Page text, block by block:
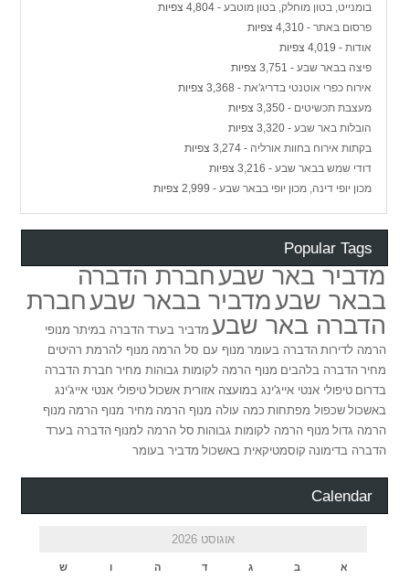
בומנייט, בטון מוחלק, בטון מוטבע - 4,804 צפיות
פרסום באתר - 4,310 צפיות
אודות - 4,019 צפיות
פיצה בבאר שבע - 3,751 צפיות
אירוח כפרי אוטנטי בדריג'את - 3,368 צפיות
מעצבת תכשיטים - 3,350 צפיות
הובלות באר שבע - 3,320 צפיות
בקתות אירוח בחוות אורליה - 3,274 צפיות
דודי שמש בבאר שבע - 3,216 צפיות
מכון יופי דינה, מכון יופי בבאר שבע - 2,999 צפיות
Popular Tags
מדביר באר שבעחברת הדברה
בבאר שבעמדביר בבאר שבעחברת
הדברה באר שבע מדביר בערד הדברה במיתר מנופי
הרמה לדירות הדברה בעומר מנוף עם סל הרמה מנוף להרמת רהיטים
מחיר הדברה בלהבים מנוף הרמה לקומות גבוהות מחיר חברת הדברה
בדרום טיפולי אנטי אייג'ינג במועצה אזורית אשכול טיפולי אנטי אייג'ינג
באשכול שכפול מפתחות כמה עולה מנוף הרמה מחיר מנוף הרמה מנוף
הרמה גדול מנוף הרמה לקומות גבוהות סל הרמה למנוף הדברה בערד
הדברה בדימונה קוסמטיקאית באשכול מדביר בעומר
Calendar
אוגוסט 2026
א ב ג ד ה ו
ש